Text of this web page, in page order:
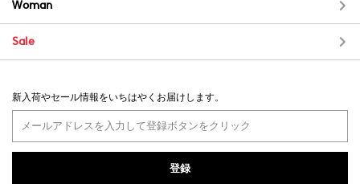
Woman
Sale
新入荷やセール情報をいちはやくお届けします。
登録